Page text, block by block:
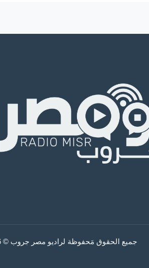
جميع الحقوق مَحفوظة لراديو مصر جروب © 2026